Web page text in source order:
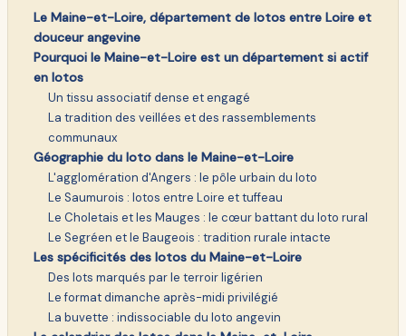
Le Maine-et-Loire, département de lotos entre Loire et
douceur angevine
Pourquoi le Maine-et-Loire est un département si actif
en lotos
Un tissu associatif dense et engagé
La tradition des veillées et des rassemblements
communaux
Géographie du loto dans le Maine-et-Loire
L'agglomération d'Angers : le pôle urbain du loto
Le Saumurois : lotos entre Loire et tuffeau
Le Choletais et les Mauges : le cœur battant du loto rural
Le Segréen et le Baugeois : tradition rurale intacte
Les spécificités des lotos du Maine-et-Loire
Des lots marqués par le terroir ligérien
Le format dimanche après-midi privilégié
La buvette : indissociable du loto angevin